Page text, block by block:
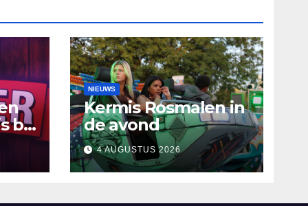
bij
NIEUWS
Kermis Rosmalen in
de avond
4 AUGUSTUS 2026